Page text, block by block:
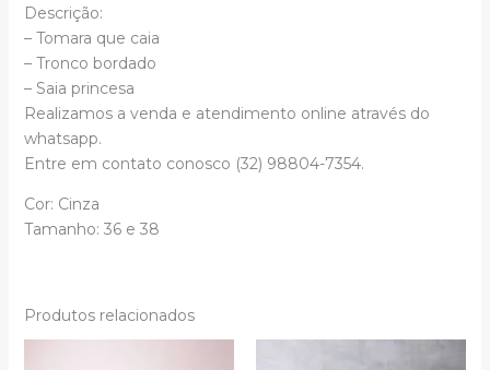
quantidade
Descrição:
– Tomara que caia
– Tronco bordado
– Saia princesa
Realizamos a venda e atendimento online através do
whatsapp.
Entre em contato conosco (32) 98804-7354.
Cor: Cinza
Tamanho: 36 e 38
Produtos relacionados